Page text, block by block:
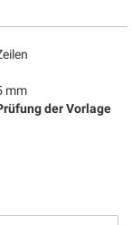
mm
der Vorlage